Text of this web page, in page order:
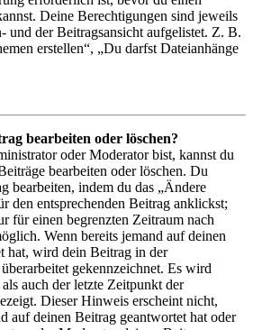
Deine Berechtigungen sind jeweils
und der Beitragsansicht aufgelistet. Z. B.
erstellen“, „Du darfst Dateianhänge
bearbeiten oder löschen?
oder Moderator bist, kannst du
bearbeiten oder löschen. Du
bearbeiten, indem du das „Ändere
den entsprechenden Beitrag anklickst;
für einen begrenzten Zeitraum nach
Wenn bereits jemand auf deinen
hat, wird dein Beitrag in der
gekennzeichnet. Es wird
auch der letzte Zeitpunkt der
Dieser Hinweis erscheint nicht,
auf deinen Beitrag geantwortet hat oder